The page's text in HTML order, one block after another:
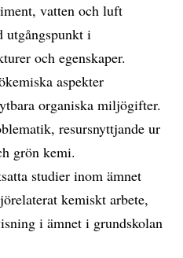
vatten och luft
utgångspunkt i
och egenskaper.
aspekter
organiska miljögifter.
resursnyttjande ur
grön kemi.
studier inom ämnet
kemiskt arbete,
i ämnet i grundskolan